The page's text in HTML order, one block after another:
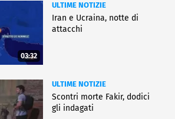
03:32
ULTIME NOTIZIE
Iran e Ucraina, notte di
attacchi
ULTIME NOTIZIE
Scontri morte Fakir, dodici
gli indagati